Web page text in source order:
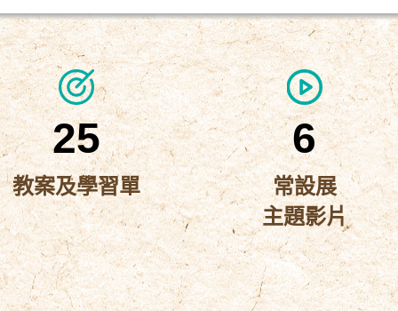
25
教案及學習單
6
常設展
主題影片